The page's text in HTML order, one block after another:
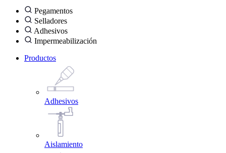
Pegamentos
Selladores
Adhesivos
Impermeabilización
Productos
Adhesivos
Aislamiento